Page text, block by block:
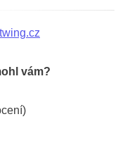
vám?